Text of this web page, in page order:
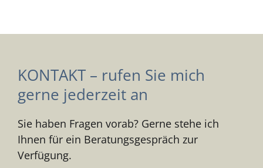
KONTAKT – rufen Sie mich
gerne jederzeit an
Sie haben Fragen vorab? Gerne stehe ich
Ihnen für ein Beratungsgespräch zur
Verfügung.